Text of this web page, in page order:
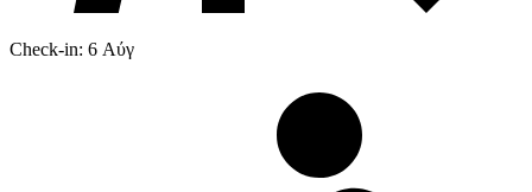
Check-in: 6 Αύγ